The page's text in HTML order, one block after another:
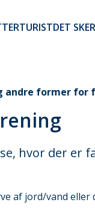
TURISTDET SKER
andre former for
hvor der er
af jord/vand eller